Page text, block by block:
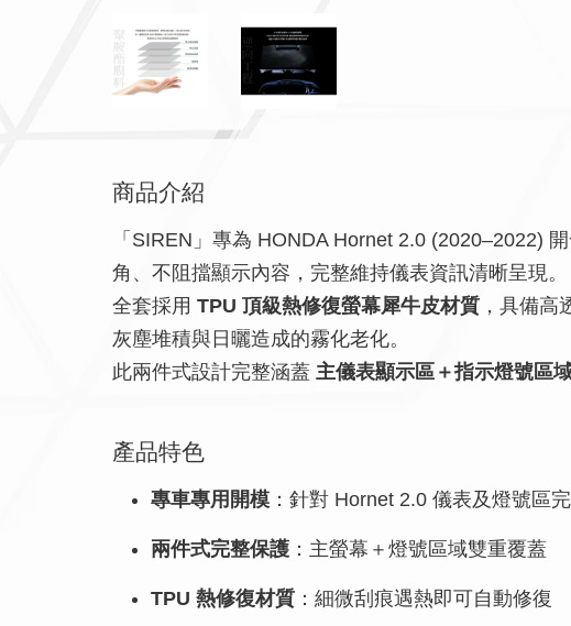
商品介紹
「SIREN」專為 HONDA Hornet 2.0 (2020–2022)
角、不阻擋顯示內容，完整維持儀表資訊清晰呈現。
全套採用 TPU 頂級熱修復螢幕犀牛皮材質 ，具備
灰塵堆積與日曬造成的霧化老化。
此兩件式設計完整涵蓋 主儀表顯示區＋指示燈號區
產品特色
專車專用開模 ：針對 Hornet 2.0 儀表及燈號區
兩件式完整保護 ：主螢幕＋燈號區域雙重覆蓋
TPU 熱修復材質 ：細微刮痕遇熱即可自動修復